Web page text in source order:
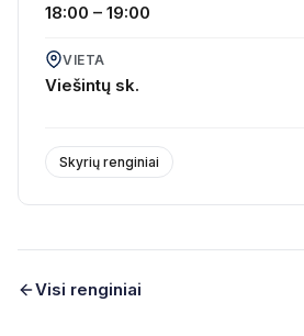
18:00 – 19:00
VIETA
Viešintų sk.
Skyrių renginiai
Visi renginiai